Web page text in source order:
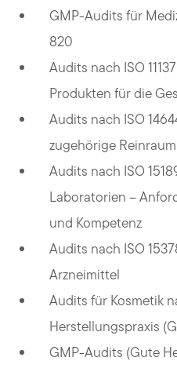
GMP-Audits für
820
Audits nach ISO
Produkten für die
Audits nach ISO
zugehörige
Audits nach ISO
Laboratorien –
und Kompetenz
Audits nach ISO
Arzneimittel
Audits für Kosmetik
Herstellungspraxis
GMP-Audits (Gute